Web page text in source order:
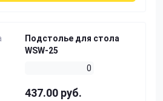
Подстолье для стола
WSW-25
0
437.00 руб.